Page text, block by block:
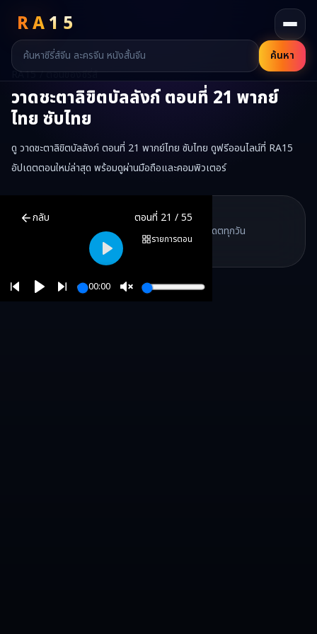
RA15
ค้นหา
RA15 / ตอนของซีรี่ส์
วาดชะตาลิขิตบัลลังก์ตอนที่ 21 พากย์
ไทย ซับไทย
ดู วาดชะตาลิขิตบัลลังก์ ตอนที่ 21 พากย์ไทย ซับไทย ดูฟรีออนไลน์ที่ RA15
อัปเดตตอนใหม่ล่าสุด พร้อมดูผ่านมือถือและคอมพิวเตอร์
กลับ ตอนที่ 21 /55
รายการตอน
00:00
Play
วาด
RA15 เป็นเว็บไซต์ดูซีรี่ส์จีนออนไลน์ฟรี ที่รวบรวมหนังจีน ละครจีน มิ
RA15 Drama
RA15 Drama
รวมซีรี่ส์จีน ละครสั้น หนังแนวตั้ง พากย์ไทย อัปเดตทุกวัน
RA15 Drama